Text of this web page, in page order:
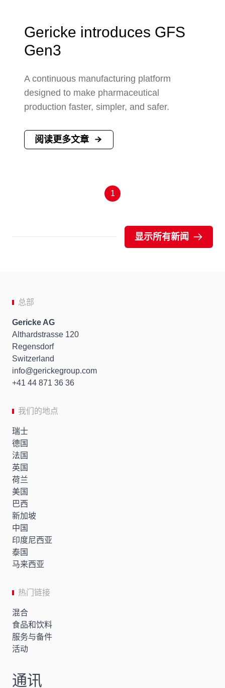
Gericke introduces GFS
Gen3
A continuous manufacturing platform
designed to make pharmaceutical
production faster, simpler, and safer.
阅读更多文章
1
显示所有新闻
总部
Gericke AG
Althardstrasse 120
Regensdorf
Switzerland
info
gerickegroup.com
+41 44 871 36 36
我们的地点
瑞士
德国
法国
英国
荷兰
美国
巴西
新加坡
中国
印度尼西亚
泰国
马来西亚
热门链接
混合
食品和饮料
服务与备件
活动
通讯